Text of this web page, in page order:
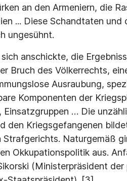
an den Armeniern, die
... Diese Schandtaten und
ungesühnt.
anschickte, die
Bruch des Völkerrechts,
Ausraubung,
Komponenten der
… Die
den Kriegsgefangenen
Naturgemäß
Okkupationspolitik aus.
(Ministerpräsident